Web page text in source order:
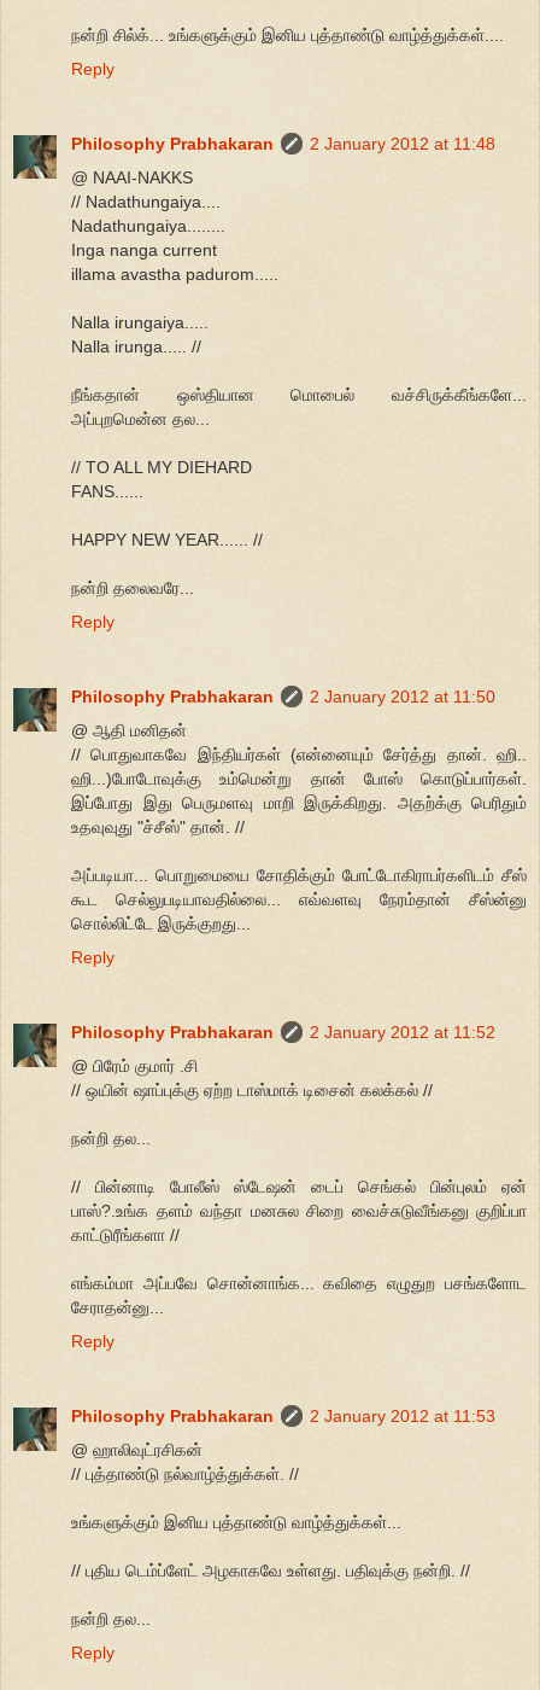
நன்றி சில்க்... உங்களுக்கும் இனிய புத்தாண்டு வாழ்த்துக்கள்....
Reply
Philosophy Prabhakaran
2 January 2012 at 11:48
@ NAAI-NAKKS
// Nadathungaiya....
Nadathungaiya........
Inga nanga current
illama avastha padurom.....
Nalla irungaiya.....
Nalla irunga..... //
நீங்கதான் ஒஸ்தியான மொபைல் வச்சிருக்கீங்களே...
அப்புறமென்ன தல...
// TO ALL MY DIEHARD
FANS......
HAPPY NEW YEAR...... //
நன்றி தலைவரே...
Reply
Philosophy Prabhakaran
2 January 2012 at 11:50
@ ஆதி மனிதன்
// பொதுவாகவே இந்தியர்கள் (என்னையும் சேர்த்து தான். ஹி..
ஹி...)போடோவுக்கு உம்மென்று தான் போஸ் கொடுப்பார்கள்.
இப்போது இது பெருமளவு மாறி இருக்கிறது. அதற்க்கு பெரிதும்
உதவுவுது "ச்சீஸ்" தான். //
அப்படியா... பொறுமையை சோதிக்கும் போட்டோகிராபர்களிடம் சீஸ்
கூட செல்லுபடியாவதில்லை... எவ்வளவு நேரம்தான் சீஸ்ன்னு
சொல்லிட்டே இருக்குறது...
Reply
Philosophy Prabhakaran
2 January 2012 at 11:52
@ பிரேம் குமார் .சி
// ஒயின் ஷாப்புக்கு ஏற்ற டாஸ்மாக் டிசைன் கலக்கல் //
நன்றி தல...
// பின்னாடி போலீஸ் ஸ்டேஷன் டைப் செங்கல் பின்புலம் ஏன்
பாஸ்?.உங்க தளம் வந்தா மனசுல சிறை வைச்சுடுவீங்கனு குறிப்பா
காட்டுரீங்களா //
எங்கம்மா அப்பவே சொன்னாங்க... கவிதை எழுதுற பசங்களோட
சேராதன்னு...
Reply
Philosophy Prabhakaran
2 January 2012 at 11:53
@ ஹாலிவுட்ரசிகன்
// புத்தாண்டு நல்வாழ்த்துக்கள். //
உங்களுக்கும் இனிய புத்தாண்டு வாழ்த்துக்கள்...
// புதிய டெம்ப்ளேட் அழகாகவே உள்ளது. பதிவுக்கு நன்றி. //
நன்றி தல...
Reply